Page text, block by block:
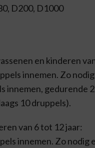
D200, D1000
en kinderen
innemen. Zo
innemen, gedurende
10 druppels).
van 6 tot 12 jaar:
innemen. Zo nodig